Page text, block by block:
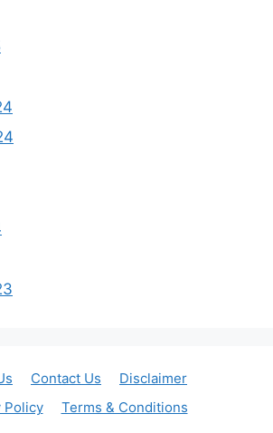
Contact Us
Disclaimer
Policy
Terms & Conditions